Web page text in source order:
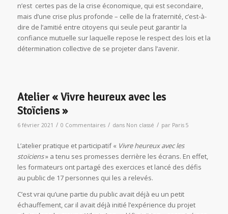
n’est certes pas de la crise économique, qui est secondaire,
mais d’une crise plus profonde – celle de la fraternité, c’est-à-
dire de l’amitié entre citoyens qui seule peut garantir la
confiance mutuelle sur laquelle repose le respect des lois et la
détermination collective de se projeter dans l’avenir.
Atelier « Vivre heureux avec les
Stoïciens »
6 février 2021 / 0 Commentaires / dans Non classé / par Paris 5
L’atelier pratique et participatif « Vivre heureux avec les
stoïciens» a tenu ses promesses derrière les écrans. En effet,
les formateurs ont partagé des exercices et lancé des défis
au public de 17 personnes qui les a relevés.
C’est vrai qu’une partie du public avait déjà eu un petit
échauffement, car il avait déjà initié l’expérience du projet